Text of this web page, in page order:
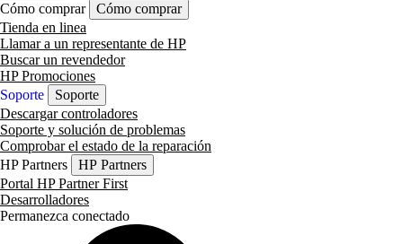
Cómo comprar
Cómo comprar
Tienda en linea
Llamar a un representante de HP
Buscar un revendedor
HP Promociones
Soporte
Soporte
Descargar controladores
Soporte y solución de problemas
Comprobar el estado de la reparación
HP Partners
HP Partners
Portal HP Partner First
Desarrolladores
Permanezca conectado